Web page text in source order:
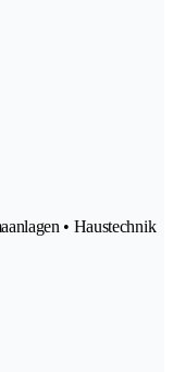
• Haustechnik